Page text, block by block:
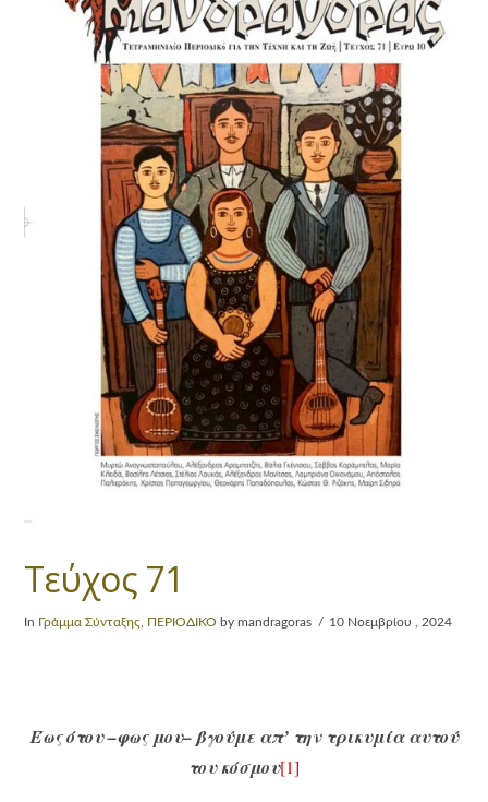
Τεύχος 71
In Γράμμα Σύνταξης ΠΕΡΙΟΔΙΚΟ by mandragoras 10 Νοεμβρίου , 2024
Έως ότου –φως μου– βγούμε απ’ την τρικυμία αυτού
του κόσμου[1]